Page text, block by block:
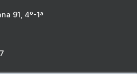
91, 4º-1ª